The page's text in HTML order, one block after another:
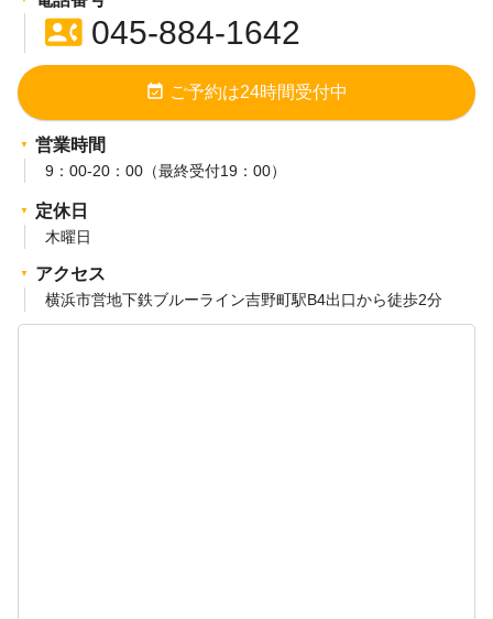
contact_phone045-884-1642
event_available ご予約は24時間受付中
営業時間
9：00-20：00（最終受付19：00）
定休日
木曜日
アクセス
横浜市営地下鉄ブルーライン吉野町駅B4出口から徒歩2分